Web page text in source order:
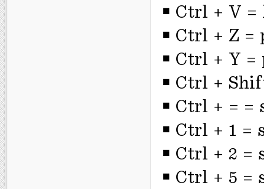
￭ Ctrl + V
￭ Ctrl + Z =
￭ Ctrl + Y =
￭ Ctrl +
￭ Ctrl + = =
￭ Ctrl + 1 =
￭ Ctrl + 2
￭ Ctrl + 5 =